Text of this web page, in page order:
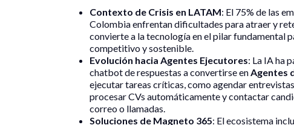
Contexto de Crisis en LATAM: El 75% de las
Colombia enfrentan dificultades para atraer y
convierte a la tecnología en el pilar fundamental
competitivo y sostenible.
Evolución hacia Agentes Ejecutores: La IA ha
chatbot de respuestas a convertirse enAgentes
ejecutar tareas críticas, como agendar
procesar CVs automáticamente y contactar
correo o llamadas.
Soluciones de Magneto 365: El ecosistema